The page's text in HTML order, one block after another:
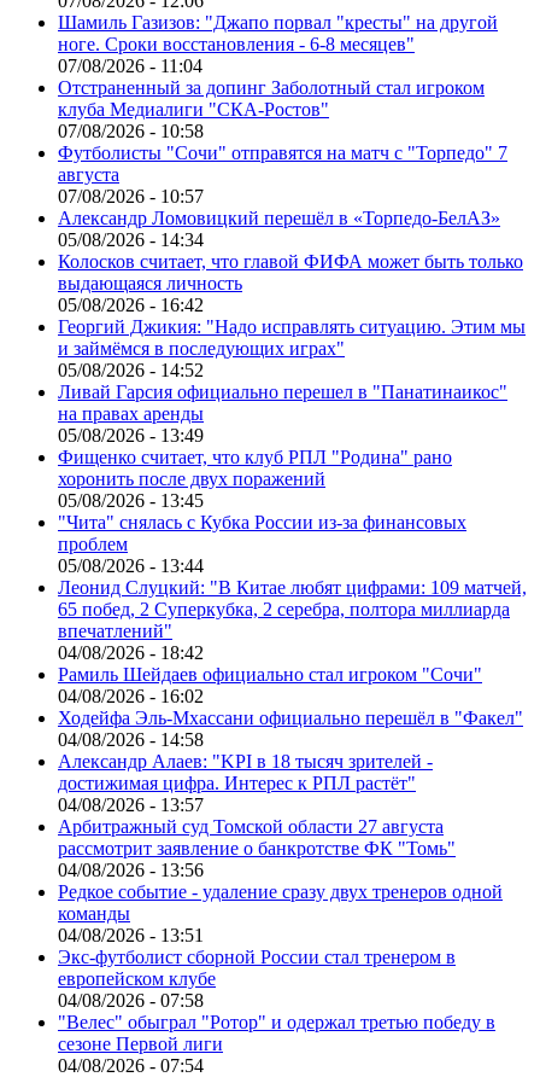
Шамиль Газизов: "Джапо порвал "кресты" на другой
ноге. Сроки восстановления - 6-8 месяцев"
07/08/2026 - 11:04
Отстраненный за допинг Заболотный стал игроком
клуба Медиалиги "СКА-Ростов"
07/08/2026 - 10:58
Футболисты "Сочи" отправятся на матч с "Торпедо" 7
августа
07/08/2026 - 10:57
Александр Ломовицкий перешёл в «Торпедо-БелАЗ»
05/08/2026 - 14:34
Колосков считает, что главой ФИФА может быть только
выдающаяся личность
05/08/2026 - 16:42
Георгий Джикия: "Надо исправлять ситуацию. Этим мы
и займёмся в последующих играх"
05/08/2026 - 14:52
Ливай Гарсия официально перешел в "Панатинаикос"
на правах аренды
05/08/2026 - 13:49
Фищенко считает, что клуб РПЛ "Родина" рано
хоронить после двух поражений
05/08/2026 - 13:45
"Чита" снялась с Кубка России из-за финансовых
проблем
05/08/2026 - 13:44
Леонид Слуцкий: "В Китае любят цифрами: 109 матчей,
65 побед, 2 Суперкубка, 2 серебра, полтора миллиарда
впечатлений"
04/08/2026 - 18:42
Рамиль Шейдаев официально стал игроком "Сочи"
04/08/2026 - 16:02
Ходейфа Эль-Мхассани официально перешёл в "Факел"
04/08/2026 - 14:58
Александр Алаев: "KPI в 18 тысяч зрителей -
достижимая цифра. Интерес к РПЛ растёт"
04/08/2026 - 13:57
Арбитражный суд Томской области 27 августа
рассмотрит заявление о банкротстве ФК "Томь"
04/08/2026 - 13:56
Редкое событие - удаление сразу двух тренеров одной
команды
04/08/2026 - 13:51
Экс-футболист сборной России стал тренером в
европейском клубе
04/08/2026 - 07:58
"Велес" обыграл "Ротор" и одержал третью победу в
сезоне Первой лиги
04/08/2026 - 07:54